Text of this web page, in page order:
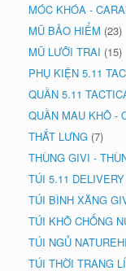
MÓC KHÓA -
MŨ BẢO HIỂM (23)
MŨ LƯỠI TRAI (15)
PHỤ KIỆN 5.11
QUẦN 5.11
QUẦN MAU KHÔ -
THẮT LƯNG (7)
THÙNG GIVI -
TÚI 5.11 DELIVERY
TÚI BÌNH XĂNG
TÚI KHÔ CHỐNG
TÚI NGỦ
TÚI THỜI TRANG